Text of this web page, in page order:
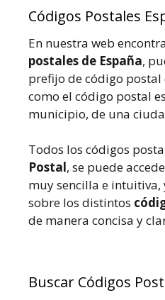
Códigos Postales
En nuestra web
postales de España,
prefijo de código postal
como el código postal
municipio, de una
Todos los códigos
Postal, se puede
muy sencilla e
sobre los distintos
de manera concisa y
Buscar Códigos